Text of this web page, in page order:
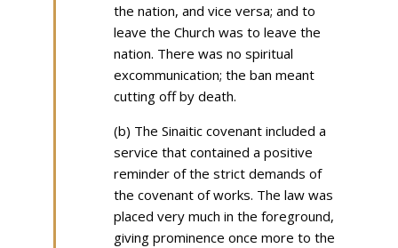
the nation, and vice versa; and to
leave the Church was to leave the
nation. There was no spiritual
excommunication; the ban meant
cutting off by death.
(b) The Sinaitic covenant included a
service that contained a positive
reminder of the strict demands of
the covenant of works. The law was
placed very much in the foreground,
giving prominence once more to the